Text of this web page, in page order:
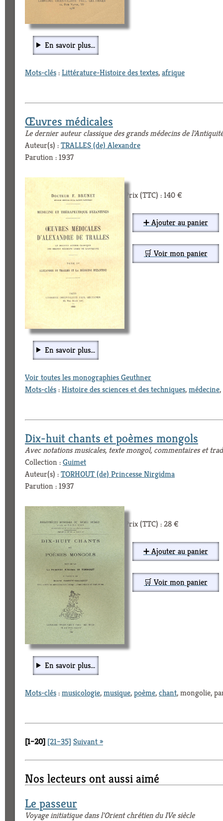
En savoir plus...
Mots-clés:Littérature-Histoire des textes,afrique
Œuvres médicales
Le dernier auteur classique des grands médecins de l'Antiquité
Auteur(s) :TRALLES (de) Alexandre
Parution : 1937
Prix (TTC) : 140 €
➕ Ajouter au panier
🛒 Voir mon panier
En savoir plus...
Voir toutes les monographies Geuthner
Mots-clés:Histoire des sciences et des techniques,médecine,
Dix-huit chants et poèmes mongols
Avec notations musicales, texte mongol, commentaires et
Collection :Guimet
Auteur(s) :TORHOUT (de) Princesse Nirgidma
Parution : 1937
Prix (TTC) : 28 €
➕ Ajouter au panier
🛒 Voir mon panier
En savoir plus...
Mots-clés:musicologie,musique,poème,chant, mongolie,
[1–20] [21–35] Suivant »
Nos lecteurs ont aussi aimé
Le passeur
Voyage initiatique dans l'Orient chrétien du IVe siècle